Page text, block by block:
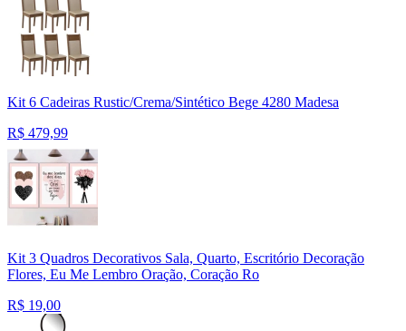
Kit 6 Cadeiras Rustic/Crema/Sintético Bege 4280 Madesa
R$ 479,99
Kit 3 Quadros Decorativos Sala, Quarto, Escritório Decoração
Flores, Eu Me Lembro Oração, Coração Ro
R$ 19,00